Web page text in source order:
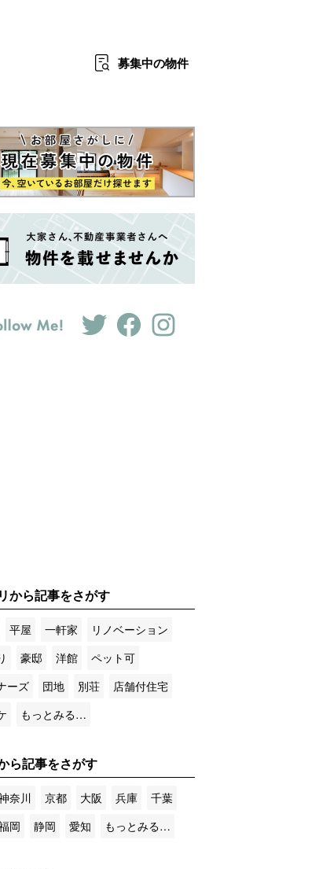
募集中の物件
から記事をさがす
平屋 一軒家
リノベーション
豪邸 洋館
ペット可
ーズ
団地 別荘
店舗付住宅
もっとみる…
ら記事をさがす
奈川 京都 大阪 兵庫
千葉
岡 静岡 愛知 もっとみる…